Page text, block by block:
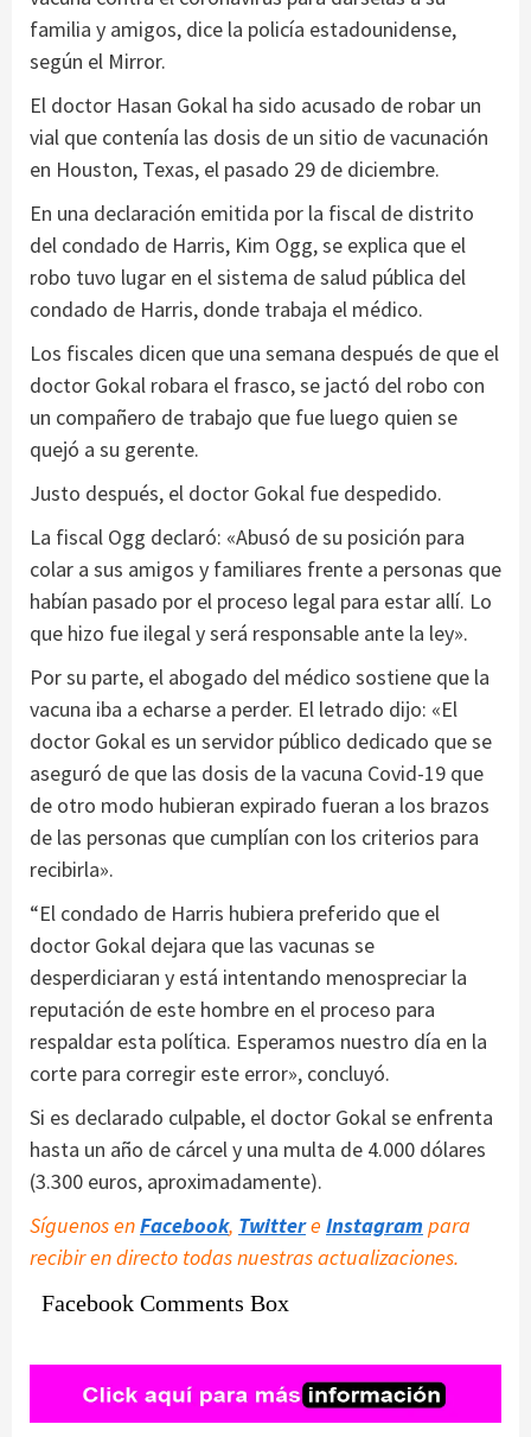
familia y amigos, dice la policía estadounidense,
según el Mirror.
El doctor Hasan Gokal ha sido acusado de robar un
vial que contenía las dosis de un sitio de vacunación
en Houston, Texas, el pasado 29 de diciembre.
En una declaración emitida por la fiscal de distrito
del condado de Harris, Kim Ogg, se explica que el
robo tuvo lugar en el sistema de salud pública del
condado de Harris, donde trabaja el médico.
Los fiscales dicen que una semana después de que el
doctor Gokal robara el frasco, se jactó del robo con
un compañero de trabajo que fue luego quien se
quejó a su gerente.
Justo después, el doctor Gokal fue despedido.
La fiscal Ogg declaró: «Abusó de su posición para
colar a sus amigos y familiares frente a personas que
habían pasado por el proceso legal para estar allí. Lo
que hizo fue ilegal y será responsable ante la ley».
Por su parte, el abogado del médico sostiene que la
vacuna iba a echarse a perder. El letrado dijo: «El
doctor Gokal es un servidor público dedicado que se
aseguró de que las dosis de la vacuna Covid-19 que
de otro modo hubieran expirado fueran a los brazos
de las personas que cumplían con los criterios para
recibirla».
“El condado de Harris hubiera preferido que el
doctor Gokal dejara que las vacunas se
desperdiciaran y está intentando menospreciar la
reputación de este hombre en el proceso para
respaldar esta política. Esperamos nuestro día en la
corte para corregir este error», concluyó.
Si es declarado culpable, el doctor Gokal se enfrenta
hasta un año de cárcel y una multa de 4.000 dólares
(3.300 euros, aproximadamente).
Síguenos enFacebook, Twittere Instagram para
recibir en directo todas nuestras actualizaciones.
Facebook Comments Box